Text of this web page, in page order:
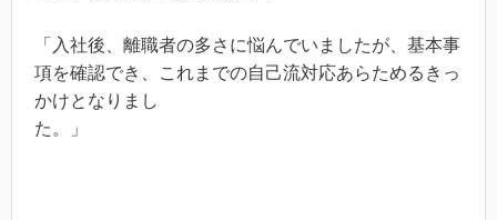
「入社後、離職者の多さに悩んでいましたが、基本事
項を確認でき、これまでの自己流対応あらためるきっ
かけとなりまし
た。」